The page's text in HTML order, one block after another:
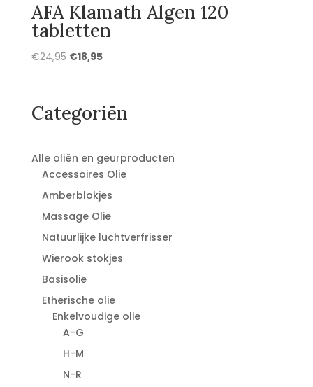
AFA Klamath Algen 120
tabletten
€24,95 Oorspronkelijke
€24,95.
€18,95Huidige
€18,95.
Categoriën
Alle oliën en geurproducten
Accessoires Olie
Amberblokjes
Massage Olie
Natuurlijke luchtverfrisser
Wierook stokjes
Basisolie
Etherische olie
Enkelvoudige olie
A-G
H-M
N-R